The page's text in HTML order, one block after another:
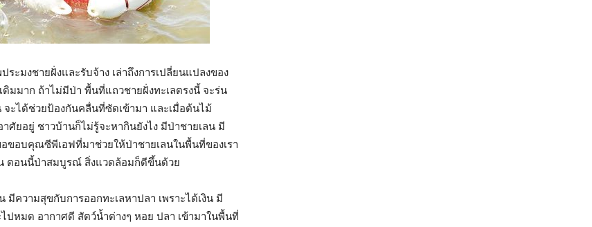
มงชายฝั่งและรับจ้าง เล่าถึงการเปลี่ยนแปลงของ
มมาก ถ้าไม่มีป่า พื้นที่แถวชายฝั่งทะเลตรงนี้ จะร่น
จะได้ช่วยป้องกันคลื่นที่ซัดเข้ามา และเมื่อต้นไม้
ศัยอยู่ ชาวบ้านก็ไม่รู้จะหากินยังไง มีป่าชายเลน มี
ขอบคุณซีพีเอฟที่มาช่วยให้ป่าชายเลนในพื้นที่ของเรา
ตอนนี้ป่าสมบูรณ์ สิ่งแวดล้อมก็ดีขึ้นด้วย
มีความสุขกับการออกทะเลหาปลา เพราะได้เงิน มี
ปหมด อากาศดี สัตว์น้ำต่างๆ หอย ปลา เข้ามาในพื้นที่